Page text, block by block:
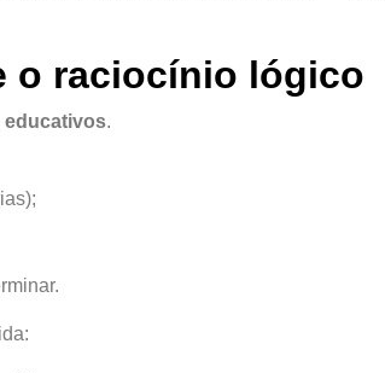
o raciocínio lógico
.